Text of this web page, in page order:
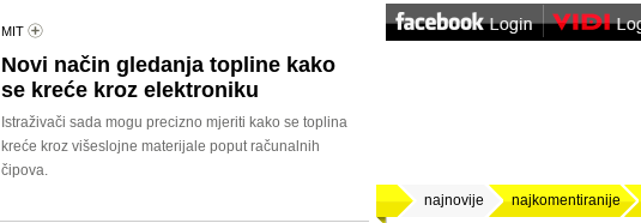
MIT
Novi način gledanja topline kako
se kreće kroz elektroniku
Istraživači sada mogu precizno mjeriti kako se toplina
kreće kroz višeslojne materijale poput računalnih
čipova.
najnovije najkomentiranije